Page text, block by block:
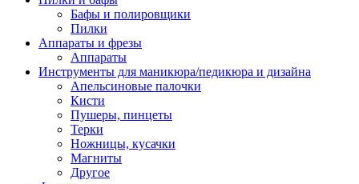
Бафы и полировщики
Пилки
Аппараты и фрезы
Аппараты
Инструменты для маникюра/педикюра и дизайна
Апельсиновые палочки
Кисти
Пушеры, пинцеты
Терки
Ножницы, кусачки
Магниты
Другое